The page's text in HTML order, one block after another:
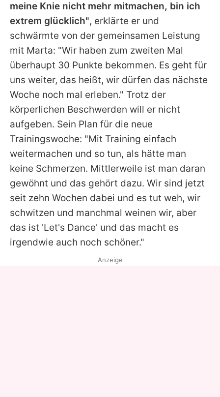
meine Knie nicht mehr mitmachen, bin ich
extrem glücklich", erklärte er und
schwärmte von der gemeinsamen Leistung
mit Marta: "Wir haben zum zweiten Mal
überhaupt 30 Punkte bekommen. Es geht für
uns weiter, das heißt, wir dürfen das nächste
Woche noch mal erleben." Trotz der
körperlichen Beschwerden will er nicht
aufgeben. Sein Plan für die neue
Trainingswoche: "Mit Training einfach
weitermachen und so tun, als hätte man
keine Schmerzen. Mittlerweile ist man daran
gewöhnt und das gehört dazu. Wir sind jetzt
seit zehn Wochen dabei und es tut weh, wir
schwitzen und manchmal weinen wir, aber
das ist 'Let's Dance' und das macht es
irgendwie auch noch schöner."
Anzeige